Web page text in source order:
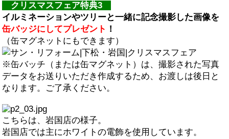
クリスマスフェア特典3
イルミネーションやツリーと一緒に記念撮影した画像を
缶バッジにしてプレゼント ！
（缶マグネットにもできます）
※缶バッチ（または缶マグネット）は、撮影された写真
データをお送りいただき作成するため、お渡しは後日と
なります。ご了承ください。
こちらは、岩国店の様子。
岩国店では主にホワイトの電飾を使用しています。